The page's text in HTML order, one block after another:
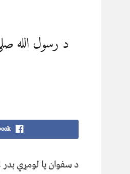
د رسول الله
د سفوان یا لومړي